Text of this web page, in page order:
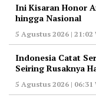
Ini Kisaran Honor
hingga Nasional
5 Agustus 2026 | 21:02
Indonesia Catat
Seiring Rusaknya
5 Agustus 2026 | 06:31